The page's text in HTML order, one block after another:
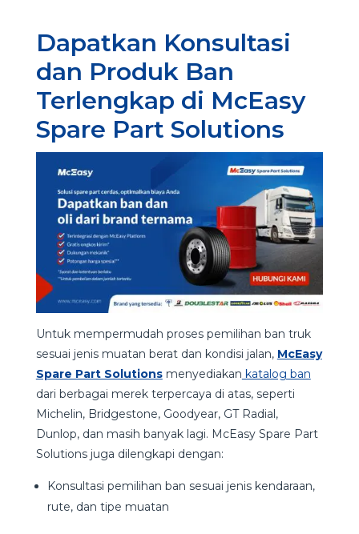
Dapatkan Konsultasi
dan Produk Ban
Terlengkap di McEasy
Spare Part Solutions
Untuk mempermudah proses pemilihan ban truk
sesuai jenis muatan berat dan kondisi jalan, McEasy
Spare Part Solutionsmenyediakan katalog ban
dari berbagai merek terpercaya di atas, seperti
Michelin, Bridgestone, Goodyear, GT Radial,
Dunlop, dan masih banyak lagi. McEasy Spare Part
Solutions juga dilengkapi dengan:
Konsultasi pemilihan ban sesuai jenis kendaraan,
rute, dan tipe muatan